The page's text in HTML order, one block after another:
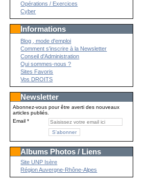
Opérations / Exercices
Cyber
Informations
Blog , mode d'emploi
Comment s'inscrire à la Newsletter
Conseil d'Administration
Qui sommes-nous ?
Sites Favoris
Vos DROITS
Newsletter
Abonnez-vous pour être averti des nouveaux
articles publiés.
Email
Albums Photos / Liens
Site UNP Isère
Région Auvergne-Rhône-Alpes